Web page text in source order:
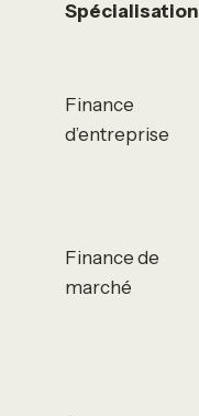
Spécialisation
Finance
d’entreprise
Finance de
marché